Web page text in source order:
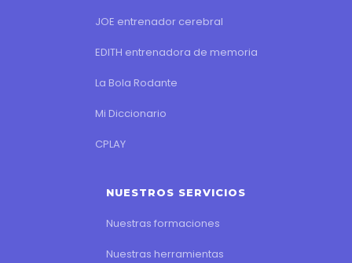
JOE entrenador cerebral
EDITH entrenadora de memoria
La Bola Rodante
Mi Diccionario
CPLAY
NUESTROS SERVICIOS
Nuestras formaciones
Nuestras herramientas